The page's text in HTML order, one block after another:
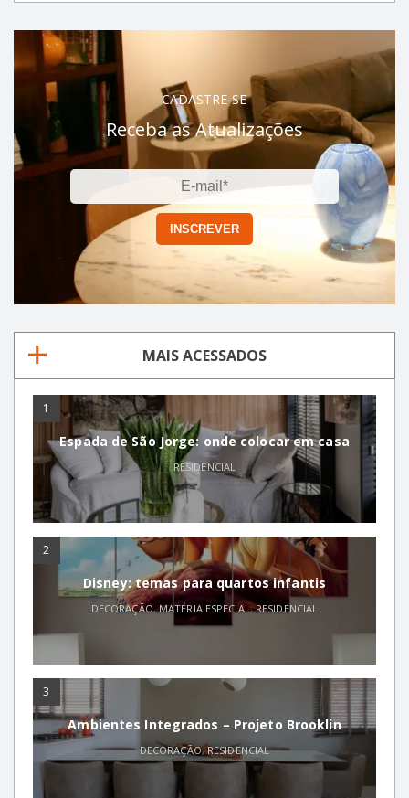
CADASTRE-SE
Receba as Atualizações
MAIS ACESSADOS
1
Espada de São Jorge: onde colocar em casa
RESIDENCIAL
2
Disney: temas para quartos infantis
DECORAÇÃO,MATÉRIA ESPECIAL,RESIDENCIAL
3
Ambientes Integrados – Projeto Brooklin
DECORAÇÃO,RESIDENCIAL